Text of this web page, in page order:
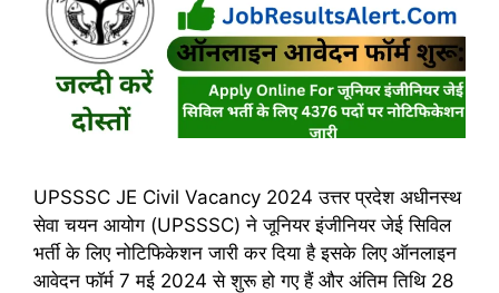
UPSSSC JE Civil Vacancy 2024 उत्तर प्रदेश अधीनस्थ
सेवा चयन आयोग (UPSSSC) ने जूनियर इंजीनियर जेई सिविल
भर्ती के लिए नोटिफिकेशन जारी कर दिया है इसके लिए ऑनलाइन
आवेदन फॉर्म 7 मई 2024 से शुरू हो गए हैं और अंतिम तिथि 28